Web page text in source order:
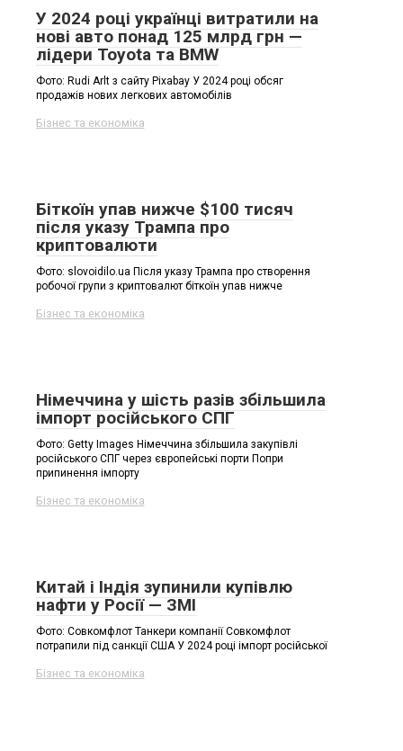
У 2024 році українці витратили на
нові авто понад 125 млрд грн —
лідери Toyota та BMW
Фото: Rudi Arlt з сайту Pixabay У 2024 році обсяг
продажів нових легкових автомобілів
Бізнес та економіка
Біткоїн упав нижче $100 тисяч
після указу Трампа про
криптовалюти
Фото: slovoidilo.ua Після указу Трампа про створення
робочої групи з криптовалют біткоїн упав нижче
Бізнес та економіка
Німеччина у шість разів збільшила
імпорт російського СПГ
Фото: Getty Images Німеччина збільшила закупівлі
російського СПГ через європейські порти Попри
припинення імпорту
Бізнес та економіка
Китай і Індія зупинили купівлю
нафти у Росії — ЗМІ
Фото: Совкомфлот Танкери компанії Совкомфлот
потрапили під санкції США У 2024 році імпорт російської
Бізнес та економіка